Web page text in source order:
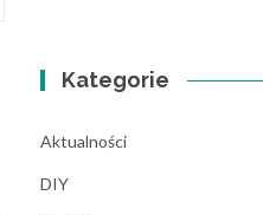
Kategorie
Aktualności
DIY